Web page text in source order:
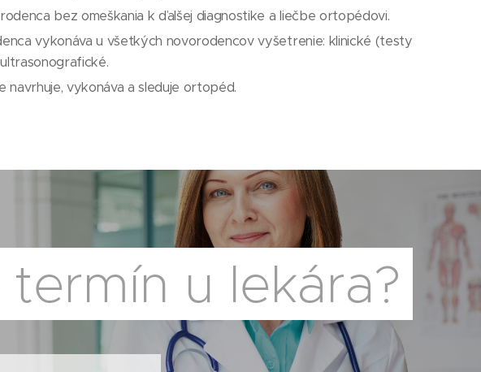
bez omeškania k ďalšej diagnostike a liečbe ortopédovi.
vykonáva u všetkých novorodencov vyšetrenie: klinické (testy
vykonáva a sleduje ortopéd.
u lekára?